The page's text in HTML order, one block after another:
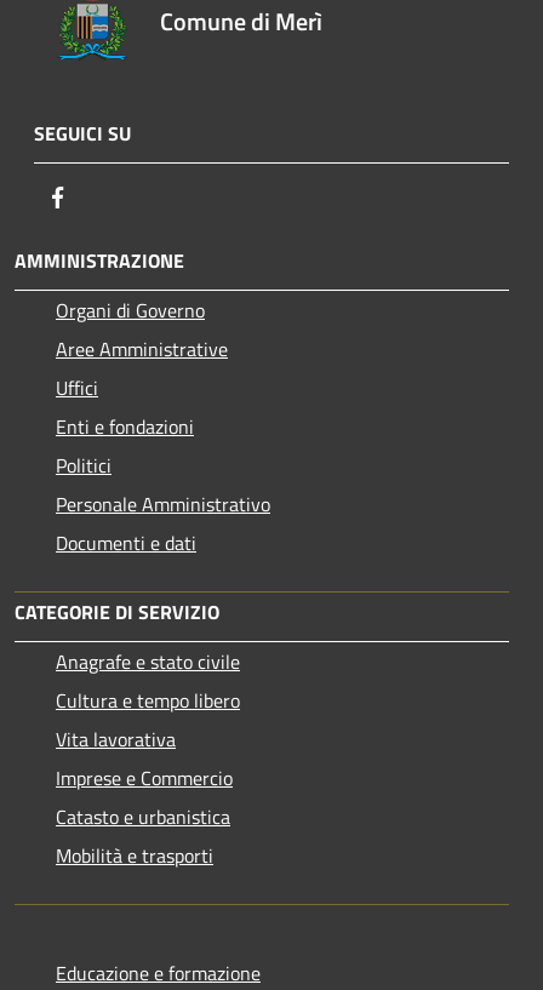
Comune di Merì
SEGUICI SU
AMMINISTRAZIONE
Organi di Governo
Aree Amministrative
Uffici
Enti e fondazioni
Politici
Personale Amministrativo
Documenti e dati
CATEGORIE DI SERVIZIO
Anagrafe e stato civile
Cultura e tempo libero
Vita lavorativa
Imprese e Commercio
Catasto e urbanistica
Mobilità e trasporti
Educazione e formazione